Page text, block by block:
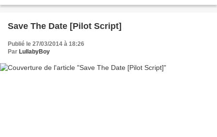
Save The Date [Pilot Script]
Publié le 27/03/2014 à 18:26
Par LullabyBoy